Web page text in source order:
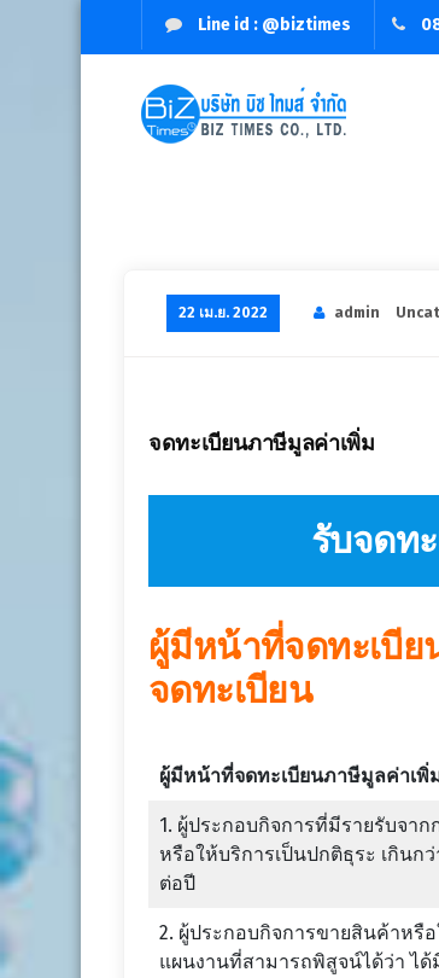
Line id : @biztimes
22 เม.ย. 2022 admin
จดทะเบียนภาษีมูลค่าเพิ่ม
รับจดท
ผู้มีหน้าที่จดทะเบีย
จดทะเบียน
ผู้มีหน้าที่จดทะเบียนภาษีมูลค่าเพิ่
1. ผู้ประกอบกิจการที่มีรายรับจา
หรือให้บริการเป็นปกติธุระ เกินก
ต่อปี
2. ผู้ประกอบกิจการขายสินค้าหรื
แผนงานที่สามารถพิสูจน์ได้ว่า ได้